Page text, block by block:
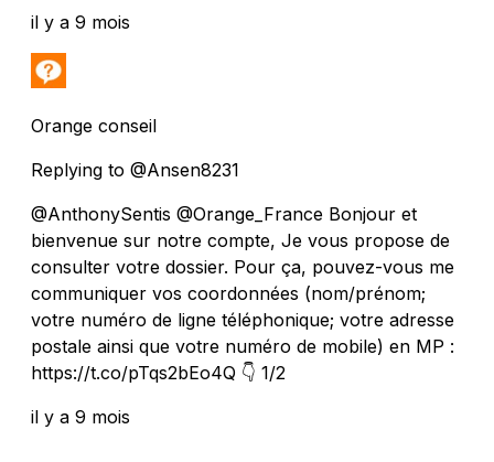
il y a 9 mois
Orange conseil
Replying to @Ansen8231
@AnthonySentis @Orange_France Bonjour et
bienvenue sur notre compte, Je vous propose de
consulter votre dossier. Pour ça, pouvez-vous me
communiquer vos coordonnées (nom/prénom;
votre numéro de ligne téléphonique; votre adresse
postale ainsi que votre numéro de mobile) en MP :
https://t.co/pTqs2bEo4Q 👇 1/2
il y a 9 mois